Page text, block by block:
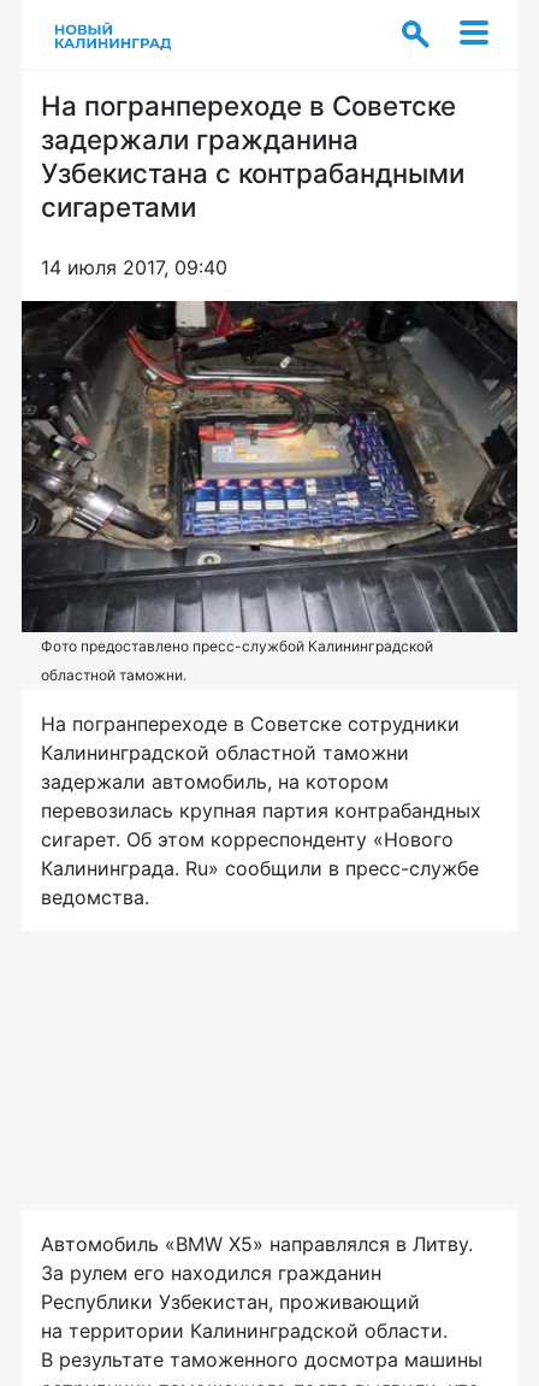
На погранпереходе в Советске
задержали гражданина
Узбекистана с контрабандными
сигаретами
14 июля 2017, 09:40
Фото предоставлено пресс-службой Калининградской
областной таможни.
На погранпереходе в Советске сотрудники
Калининградской областной таможни
задержали автомобиль, на котором
перевозилась крупная партия контрабандных
сигарет. Об этом корреспонденту «Нового
Калининграда. Ru» сообщили в пресс-службе
ведомства.
Автомобиль «BMW X5» направлялся в Литву.
За рулем его находился гражданин
Республики Узбекистан, проживающий
на территории Калининградской области.
В результате таможенного досмотра машины